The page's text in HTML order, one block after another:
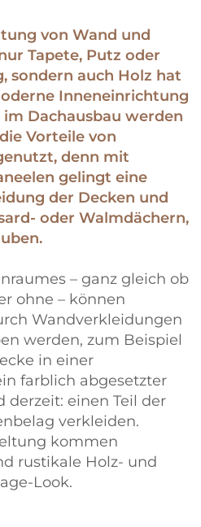
von Wand und
Tapete, Putz oder
sondern auch Holz hat
Inneneinrichtung
Dachausbau werden
Vorteile von
denn mit
gelingt eine
der Decken und
oder Walmdächern,
– ganz gleich ob
ohne – können
Wandverkleidungen
werden, zum Beispiel
in einer
farblich abgesetzter
derzeit: einen Teil der
verkleiden.
kommen
rustikale Holz- und
Look.